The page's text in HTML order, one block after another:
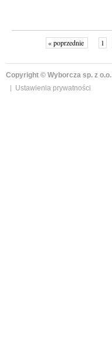
« poprzednie 1
Copyright © Wyborcza sp. z o.o.
Ustawienia prywatności